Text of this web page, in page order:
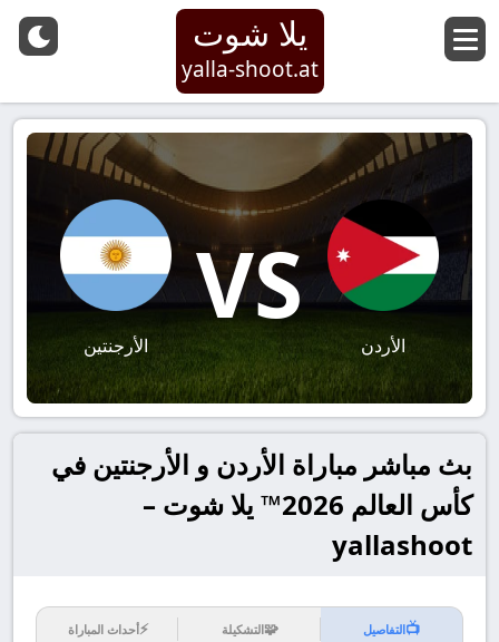
يلا شوت
yalla-shoot.at
الأردن
VS
الأرجنتين
بث مباشر مباراة الأردن و الأرجنتين في
كأس العالم 2026™ يلا شوت –
yallashoot
📺التفاصيل 🧩التشكيلة ⚡أحداث المباراة